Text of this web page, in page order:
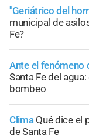
"Geriátrico del
municipal de
Fe?
Ante el fenómeno
Santa Fe del
bombeo
Clima Qué dice el
de Santa Fe